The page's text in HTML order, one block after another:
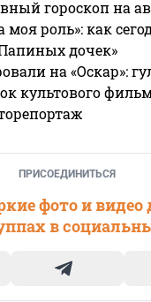
гороскоп на
моя роль»: как
дочек»
на «Оскар»:
культового
ПРИСОЕДИНИТЬСЯ
фото и видео
в